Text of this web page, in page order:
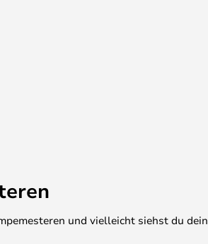
und vielleicht siehst du dein